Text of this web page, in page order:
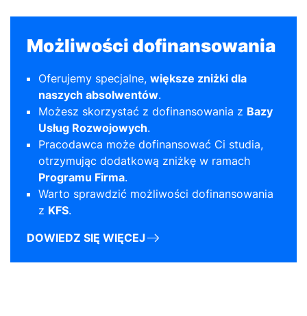
Możliwości dofinansowania
Oferujemy specjalne, większe zniżki dla
naszych absolwentów.
Możesz skorzystać z dofinansowania z Bazy
Usług Rozwojowych.
Pracodawca może dofinansować Ci studia,
otrzymując dodatkową zniżkę w ramach
Programu Firma.
Warto sprawdzić możliwości dofinansowania
z KFS.
DOWIEDZ SIĘ WIĘCEJ